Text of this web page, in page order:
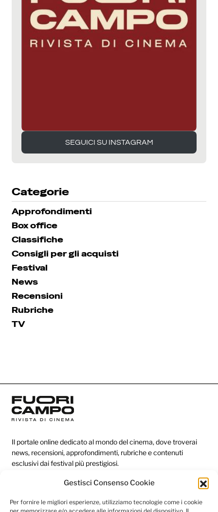
Gestisci Consenso Cookie
Per fornire le migliori esperienze, utilizziamo tecnologie come i cookie
SEGUICI SU INSTAGRAM
SEGUICI SU INSTAGRAM
Categorie
Approfondimenti
Box office
Classifiche
Consigli per gli acquisti
Festival
News
Recensioni
Rubriche
TV
Il portale online dedicato al mondo del cinema, dove troverai
news, recensioni, approfondimenti, rubriche e contenuti
esclusivi dai festival più prestigiosi.
Redazione